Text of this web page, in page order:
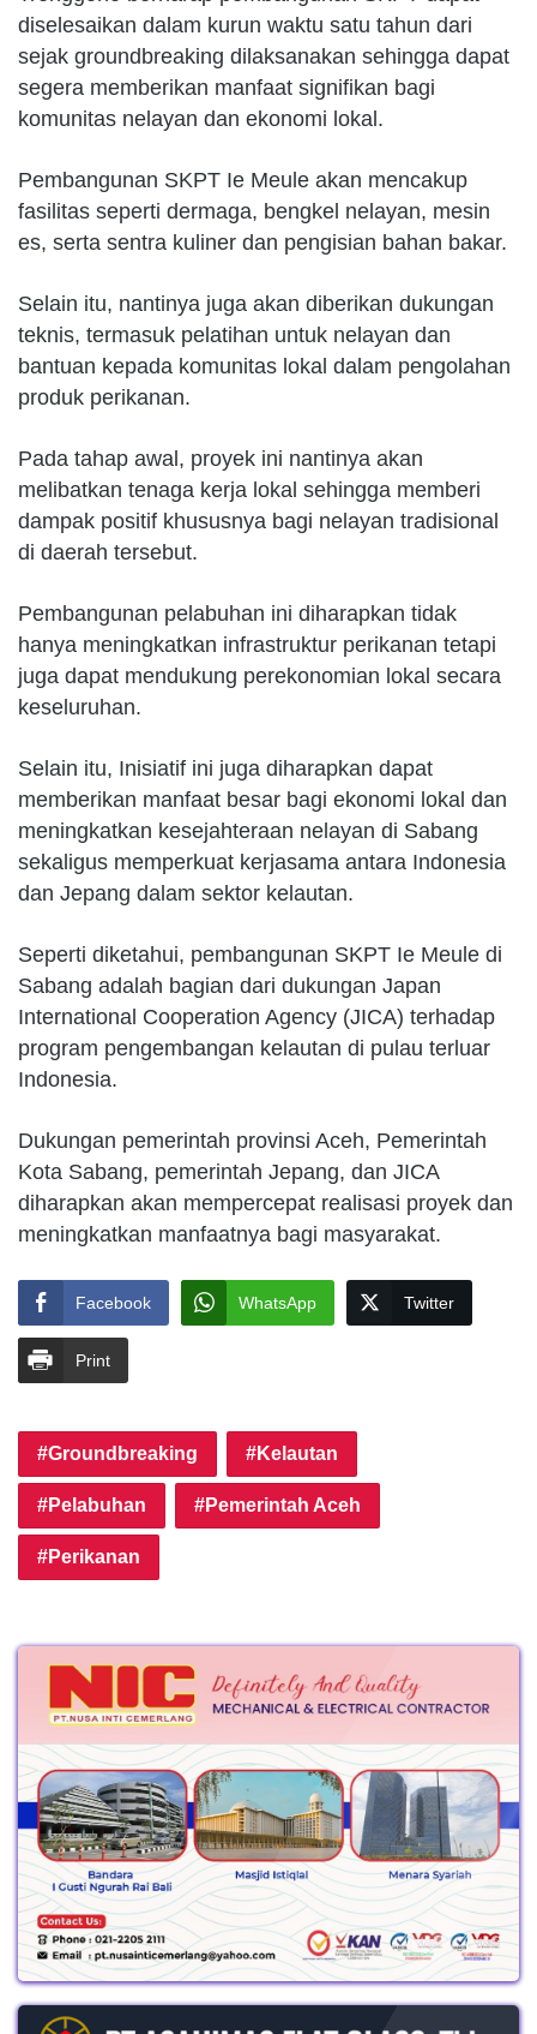
diselesaikan dalam kurun waktu satu tahun dari
sejak groundbreaking dilaksanakan sehingga dapat
segera memberikan manfaat signifikan bagi
komunitas nelayan dan ekonomi lokal.
Pembangunan SKPT Ie Meule akan mencakup
fasilitas seperti dermaga, bengkel nelayan, mesin
es, serta sentra kuliner dan pengisian bahan bakar.
Selain itu, nantinya juga akan diberikan dukungan
teknis, termasuk pelatihan untuk nelayan dan
bantuan kepada komunitas lokal dalam pengolahan
produk perikanan.
Pada tahap awal, proyek ini nantinya akan
melibatkan tenaga kerja lokal sehingga memberi
dampak positif khususnya bagi nelayan tradisional
di daerah tersebut.
Pembangunan pelabuhan ini diharapkan tidak
hanya meningkatkan infrastruktur perikanan tetapi
juga dapat mendukung perekonomian lokal secara
keseluruhan.
Selain itu, Inisiatif ini juga diharapkan dapat
memberikan manfaat besar bagi ekonomi lokal dan
meningkatkan kesejahteraan nelayan di Sabang
sekaligus memperkuat kerjasama antara Indonesia
dan Jepang dalam sektor kelautan.
Seperti diketahui, pembangunan SKPT Ie Meule di
Sabang adalah bagian dari dukungan Japan
International Cooperation Agency (JICA) terhadap
program pengembangan kelautan di pulau terluar
Indonesia.
Dukungan pemerintah provinsi Aceh, Pemerintah
Kota Sabang, pemerintah Jepang, dan JICA
diharapkan akan mempercepat realisasi proyek dan
meningkatkan manfaatnya bagi masyarakat.
Facebook WhatsApp Twitter
Print
Groundbreaking Kelautan
Pelabuhan Pemerintah Aceh
Perikanan